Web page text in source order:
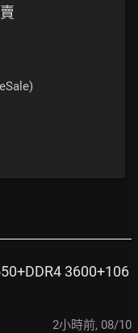
3600+106
2小時前, 08/10